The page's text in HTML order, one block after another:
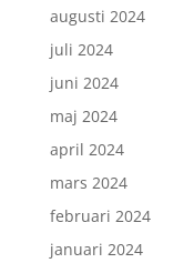
augusti 2024
juli 2024
juni 2024
maj 2024
april 2024
mars 2024
februari 2024
januari 2024